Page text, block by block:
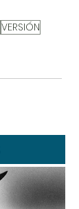
VERSIÓN